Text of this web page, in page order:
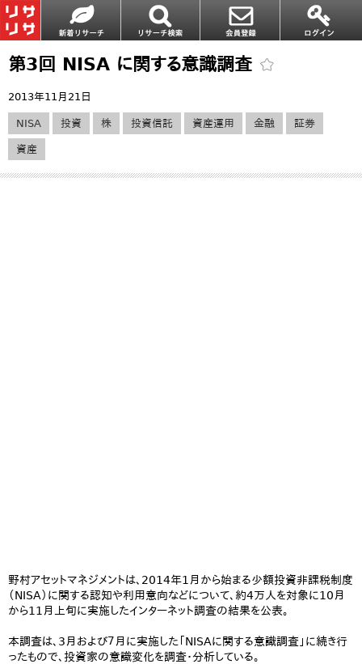
第3回 NISA に関する意識調査
2013年11月21日
NISA 投資 株 投資信託 資産運用 金融 証券
資産
野村アセットマネジメントは、2014年1月から始まる少額投資非課税制度
（NISA）に関する認知や利用意向などについて、約4万人を対象に10月
から11月上旬に実施したインターネット調査の結果を公表。
本調査は、3月および７月に実施した「NISAに関する意識調査」に続き行
ったもので、投資家の意識変化を調査・分析している。